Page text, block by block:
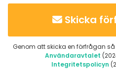
Skicka
Genom att skicka en förfrågan
Användaravtalet
Integritetspolicyn